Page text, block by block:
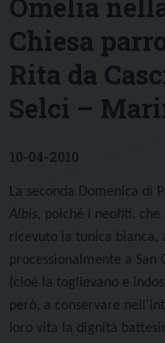
Omelia
Chiesa
Rita da
Selci –
10-04-2010
La seconda Domenica di
Albis, poiché i neofiti, che
ricevuto la tunica bianca,
processionalmente a San
(cioè la toglievano e
però, a conservare
loro vita la dignità